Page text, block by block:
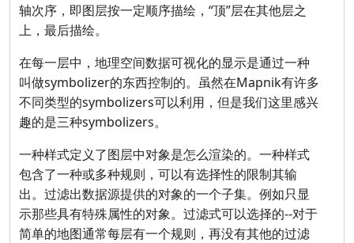
轴次序，即图层按一定顺序描绘，“顶”层在其他层之
上，最后描绘。
在每一层中，地理空间数据可视化的显示是通过一种
叫做symbolizer的东西控制的。虽然在Mapnik有许多
不同类型的symbolizers可以利用，但是我们这里感兴
趣的是三种symbolizers。
一种样式定义了图层中对象是怎么渲染的。一种样式
包含了一种或多种规则，可以有选择性的限制其输
出。过滤出数据源提供的对象的一个子集。例如只显
示那些具有特殊属性的对象。过滤式可以选择的--对于
简单的地图通常每层有一个规则，再没有其他的过滤